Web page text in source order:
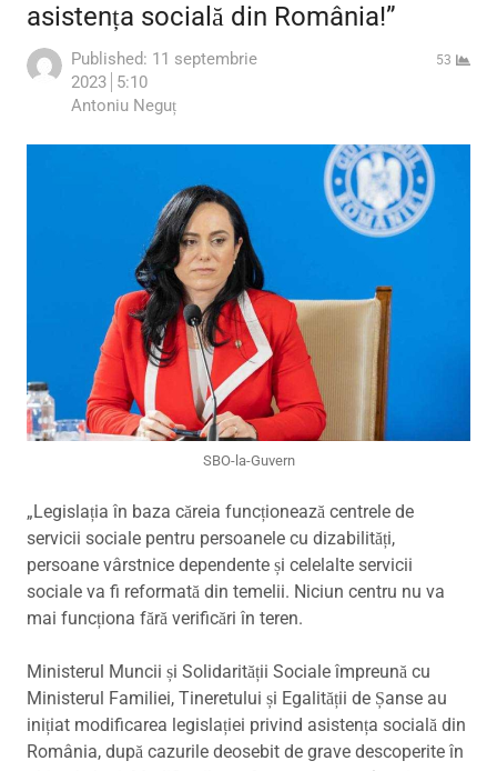
asistența socială din România!”
Published: 11 septembrie
2023 5:10
Author
Antoniu Neguț
53
SBO-la-Guvern
„Legislația în baza căreia funcționează centrele de
servicii sociale pentru persoanele cu dizabilități,
persoane vârstnice dependente și celelalte servicii
sociale va fi reformată din temelii. Niciun centru nu va
mai funcționa fără verificări în teren.
Ministerul Muncii și Solidarității Sociale împreună cu
Ministerul Familiei, Tineretului și Egalității de Șanse au
inițiat modificarea legislației privind asistența socială din
România, după cazurile deosebit de grave descoperite în